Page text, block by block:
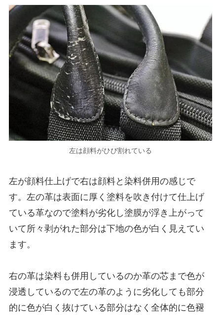
左は顔料がひび割れている
左が顔料仕上げで右は顔料と染料併用の感じで
す。左の革は表面に厚く塗料を吹き付けて仕上げ
ている革なので塗料が劣化し塗膜が浮き上がって
いて所々剥がれた部分は下地の色が白く見えてい
ます。
右の革は染料も併用しているのか革の芯まで色が
浸透しているので左の革のように劣化しても部分
的に色が白く抜けている部分はなく全体的に色褪